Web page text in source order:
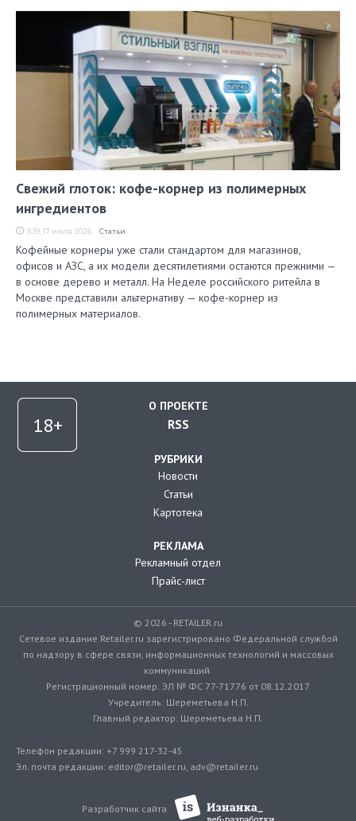
Свежий глоток: кофе-корнер из полимерных
ингредиентов
11:19, 17 июля 2026 Статьи
Кофейные корнеры уже стали стандартом для магазинов,
офисов и АЗС, а их модели десятилетиями остаются прежними —
в основе дерево и металл. На Неделе российского ритейла в
Москве представили альтернативу — кофе-корнер из
полимерных материалов.
О ПРОЕКТЕ
RSS
РУБРИКИ
Новости
Статьи
Картотека
РЕКЛАМА
Рекламный отдел
Прайс-лист
© 2026 - RETAILER.ru
Сетевое издание Retailer.ru зарегистрировано Федеральной службой
по надзору в сфере связи, информационных технологий и массовых
коммуникаций.
Регистрационный номер: ЭЛ № ФС 77-71776 от 08.12.2017
Учредитель: Шереметьева Н.П.
Главный редактор: Шереметьева Н.П.
Телефон редакции: +7 999 217-32-45
Эл. почта редакции: editor@retailer.ru, adv@retailer.ru
Разработчик сайта